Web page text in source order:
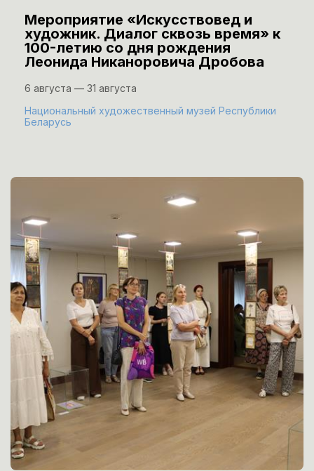
Мероприятие «Искусствовед и
художник. Диалог сквозь время» к
100-летию со дня рождения
Леонида Никаноровича Дробова
6 августа — 31 августа
Национальный художественный музей Республики
Беларусь